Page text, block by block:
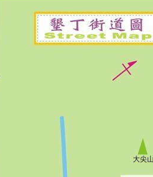
大尖山